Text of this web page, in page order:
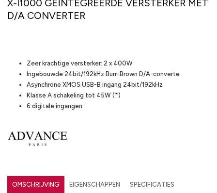
X-I1000 GEÏNTEGREERDE VERSTERKER MET
D/A CONVERTER
Zeer krachtige versterker: 2 x 400W
Ingebouwde 24bit/192kHz Burr-Brown D/A-converte
Asynchrone XMOS USB-B ingang 24bit/192kHz
Klasse A schakeling tot 45W (*)
6 digitale ingangen
OMSCHRIJVING EIGENSCHAPPEN SPECIFICATIES